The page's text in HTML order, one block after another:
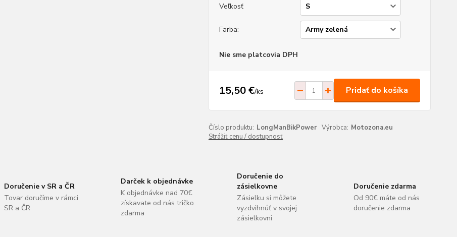
Veľkosť
Farba:
Nie sme platcovia DPH
15,50 €/ks Pridať do košíka
Číslo produktu: LongManBikPower Výrobca: Motozona.eu
Strážiť cenu / dostupnosť
Doručenie v SR a ČR
Tovar doručíme v rámci
SR a ČR
Darček k objednávke
K objednávke nad 70€
získavate od nás tričko
zdarma
Doručenie do
zásielkovne
Zásielku si môžete
vyzdvihnúť v svojej
zásielkovni
Doručenie zdarma
Od 90€ máte od nás
doručenie zdarma